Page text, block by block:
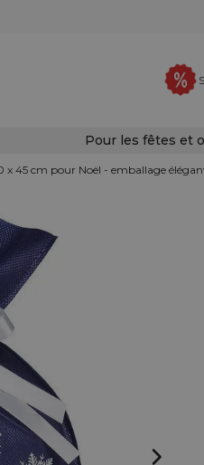
Pour les fêtes et
x 45 cm pour Noël - emballage